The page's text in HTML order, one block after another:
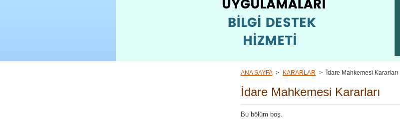
ANA SAYFA > KARARLAR > İdare Mahkemesi Kararları
İdare Mahkemesi Kararları
Bu bölüm boş.